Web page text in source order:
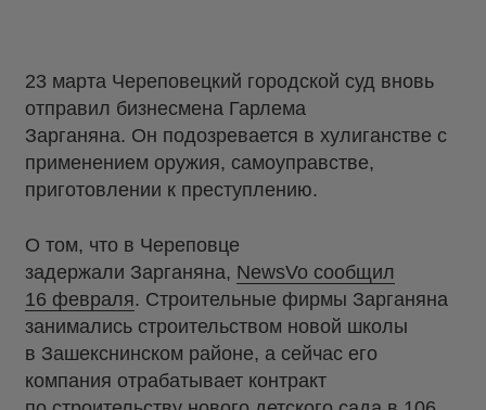
23 марта Череповецкий городской суд вновь
отправил бизнесмена Гарлема
Зарганяна. Он подозревается в хулиганстве с
применением оружия, самоуправстве,
приготовлении к преступлению.
О том, что в Череповце
задержали Зарганяна, NewsVo сообщил
16 февраля. Строительные фирмы Зарганяна
занимались строительством новой школы
в Зашекснинском районе, а сейчас его
компания отрабатывает контракт